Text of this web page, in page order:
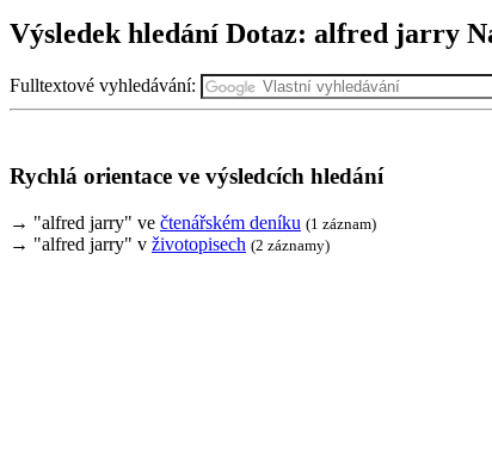
Výsledek hledání Dotaz: alfred jarry
Fulltextové vyhledávání:
Rychlá orientace ve výsledcích hledání
→ "alfred jarry" ve čtenářském deníku (1 záznam)
→ "alfred jarry" v životopisech (2 záznamy)